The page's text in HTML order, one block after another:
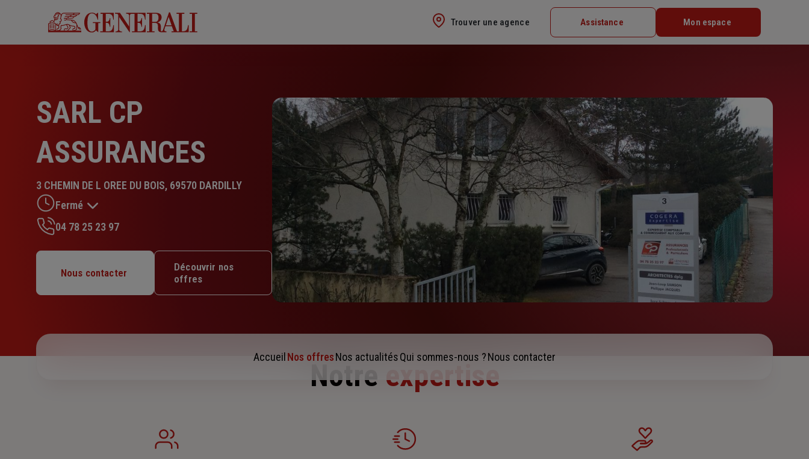
Trouver une agence Assistance Mon espace
SARL CP
ASSURANCES
3 CHEMIN DE L OREE DU BOIS, 69570 DARDILLY
Fermé
Mardi : 09h – 12h30 / 14h – 17h30
Mercredi : 09h – 12h30
04 78 25 23 97
Nous contacter
Découvrir nos
offres
Accueil Nos offresNos actualitésQui sommes-nous ?Nous contacter
Notre expertise